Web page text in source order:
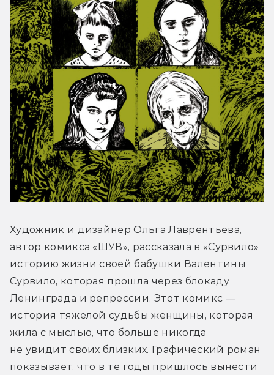
Художник и дизайнер Ольга Лаврентьева,
автор комикса «ШУВ», рассказала в «Сурвило»
историю жизни своей бабушки Валентины
Сурвило, которая прошла через блокаду
Ленинграда и репрессии. Этот комикс —
история тяжелой судьбы женщины, которая
жила с мыслью, что больше никогда
не увидит своих близких. Графический роман
показывает, что в те годы пришлось вынести